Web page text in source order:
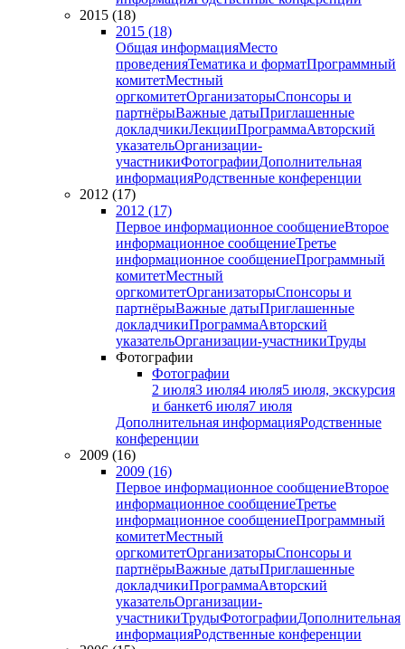
2015 (18)
2015 (18)
Общая информацияМесто
проведенияТематика и форматПрограммный
комитетМестный
оргкомитетОрганизаторыСпонсоры и
партнёрыВажные датыПриглашенные
докладчикиЛекцииПрограммаАвторский
указательОрганизации-
участникиФотографииДополнительная
информацияРодственные конференции
2012 (17)
2012 (17)
Первое информационное сообщениеВторое
информационное сообщениеТретье
информационное сообщениеПрограммный
комитетМестный
оргкомитетОрганизаторыСпонсоры и
партнёрыВажные датыПриглашенные
докладчикиПрограммаАвторский
указательОрганизации-участникиТруды
Фотографии
Фотографии
2 июля3 июля4 июля5 июля, экскурсия
и банкет6 июля7 июля
Дополнительная информацияРодственные
конференции
2009 (16)
2009 (16)
Первое информационное сообщениеВторое
информационное сообщениеТретье
информационное сообщениеПрограммный
комитетМестный
оргкомитетОрганизаторыСпонсоры и
партнёрыВажные датыПриглашенные
докладчикиПрограммаАвторский
указательОрганизации-
участникиТрудыФотографииДополнительная
информацияРодственные конференции